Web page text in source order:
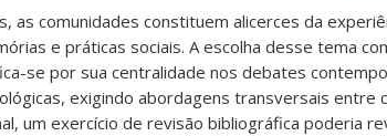
as comunidades constituem alicerces da
e práticas sociais. A escolha desse tema
se por sua centralidade nos debates
exigindo abordagens transversais entre
um exercício de revisão bibliográfica poderia